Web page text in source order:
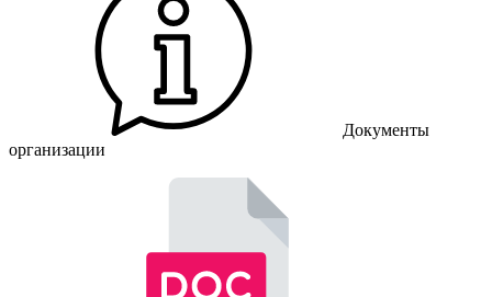
Документы
организации